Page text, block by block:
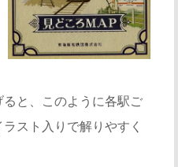
ると、このように各駅ご
スト入りで解りやすく